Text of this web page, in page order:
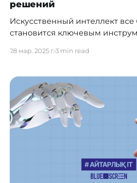
решений
Искусственный интеллект
становится ключевым
управлению капиталом. По
искусственного интеллекта
к 2032 году до $1,3 трлн. Это в
чем в 2022 году. Какие есть популярные ИИ-
инструменты для
можно
28 мар. 2025 г.3 min read